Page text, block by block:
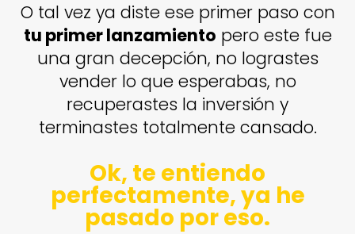
O tal vez ya diste ese primer paso con
tu primer lanzamiento pero este fue
una gran decepción, no lograstes
vender lo que esperabas, no
recuperastes la inversión y
terminastes totalmente cansado.
Ok, te entiendo
perfectamente, ya he
pasado por eso.